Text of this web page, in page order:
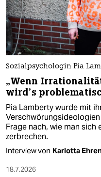
Sozialpsychologin Pia
„Wenn
wird’s
Pia Lamberty wurde mit
Frage nach, wie man sich
zerbrechen.
Interview von Karlotta
18.7.2026